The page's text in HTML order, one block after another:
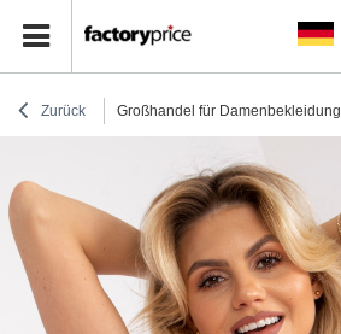
Zurück Großhandel für Damenbekleidung